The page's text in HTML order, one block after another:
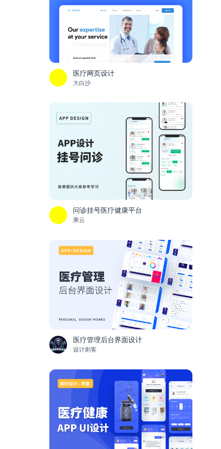
医疗网页设计
大白沙
问诊挂号医疗健康平台
乘云
医疗管理后台界面设计
设计刺客